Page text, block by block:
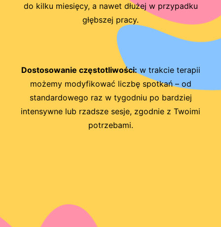
do kilku miesięcy, a nawet dłużej w przypadku
głębszej pracy.
Dostosowanie częstotliwości: w trakcie terapii
możemy modyfikować liczbę spotkań – od
standardowego raz w tygodniu po bardziej
intensywne lub rzadsze sesje, zgodnie z Twoimi
potrzebami.